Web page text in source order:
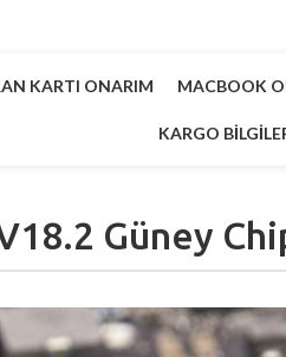
KARTI ONARIM MACBOOK
KARGO
Güney